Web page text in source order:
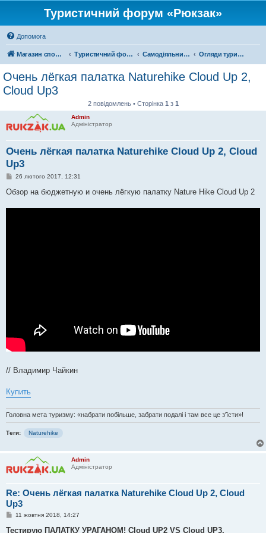
Туристичний форум «Рюкзак»
Допомога
Магазин спорядження Туристичний форум «Рюкзак» Самодіяльний туризм Огляди туристичного спорядження
Очень лёгкая палатка Naturehike Cloud Up 2,
Cloud Up3
2 повідомлень • Сторінка 1 з 1
Admin
Адміністратор
Очень лёгкая палатка Naturehike Cloud Up 2, Cloud
Up3
П
в
26 лютого 2017, 12:31
Обзор на бюджетную и очень лёгкую палатку Nature Hike Cloud Up 2
// Владимир Чайкин
Купить
Головна мета туризму: «набрати побільше, забрати подалі і там все це з'їсти»!
Теги: Naturehike
Admin
Адміністратор
Re: Очень лёгкая палатка Naturehike Cloud Up 2, Cloud
Up3
П
в
11 жовтня 2018, 14:27
Тестирую ПАЛАТКУ УРАГАНОМ! Cloud UP2 VS Cloud UP3.